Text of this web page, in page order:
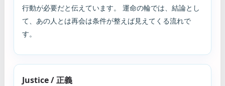
行動が必要だと伝えています。 運命の輪では、結論とし
て、あの人とは再会は条件が整えば見えてくる流れで
す。
Justice / 正義